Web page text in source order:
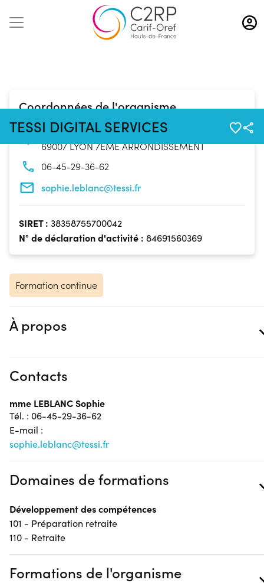
Aller
au
contenu
TESSI DIGITAL SERVICES
Coordonnées de l'organisme
45 Rue ST JEAN DE DIEU
69007 LYON 7ÈME ARRONDISSEMENT
06-45-29-36-62
sophie.leblanc@tessi.fr
SIRET : 38358755700042
N° de déclaration d'activité : 84691560369
Formation continue
À propos
Contacts
mme LEBLANC Sophie
Tél. : 06-45-29-36-62
E-mail :
sophie.leblanc@tessi.fr
Domaines de formations
Développement des compétences
101 - Préparation retraite
110 - Retraite
Formations de l'organisme